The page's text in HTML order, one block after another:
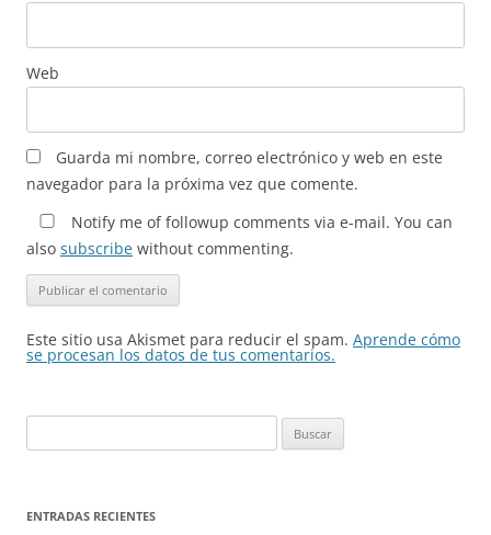
Web
Guarda mi nombre, correo electrónico y web en este
navegador para la próxima vez que comente.
Notify me of followup comments via e-mail. You can
also subscribe without commenting.
Este sitio usa Akismet para reducir el spam. Aprende cómo
se procesan los datos de tus comentarios.
ENTRADAS RECIENTES